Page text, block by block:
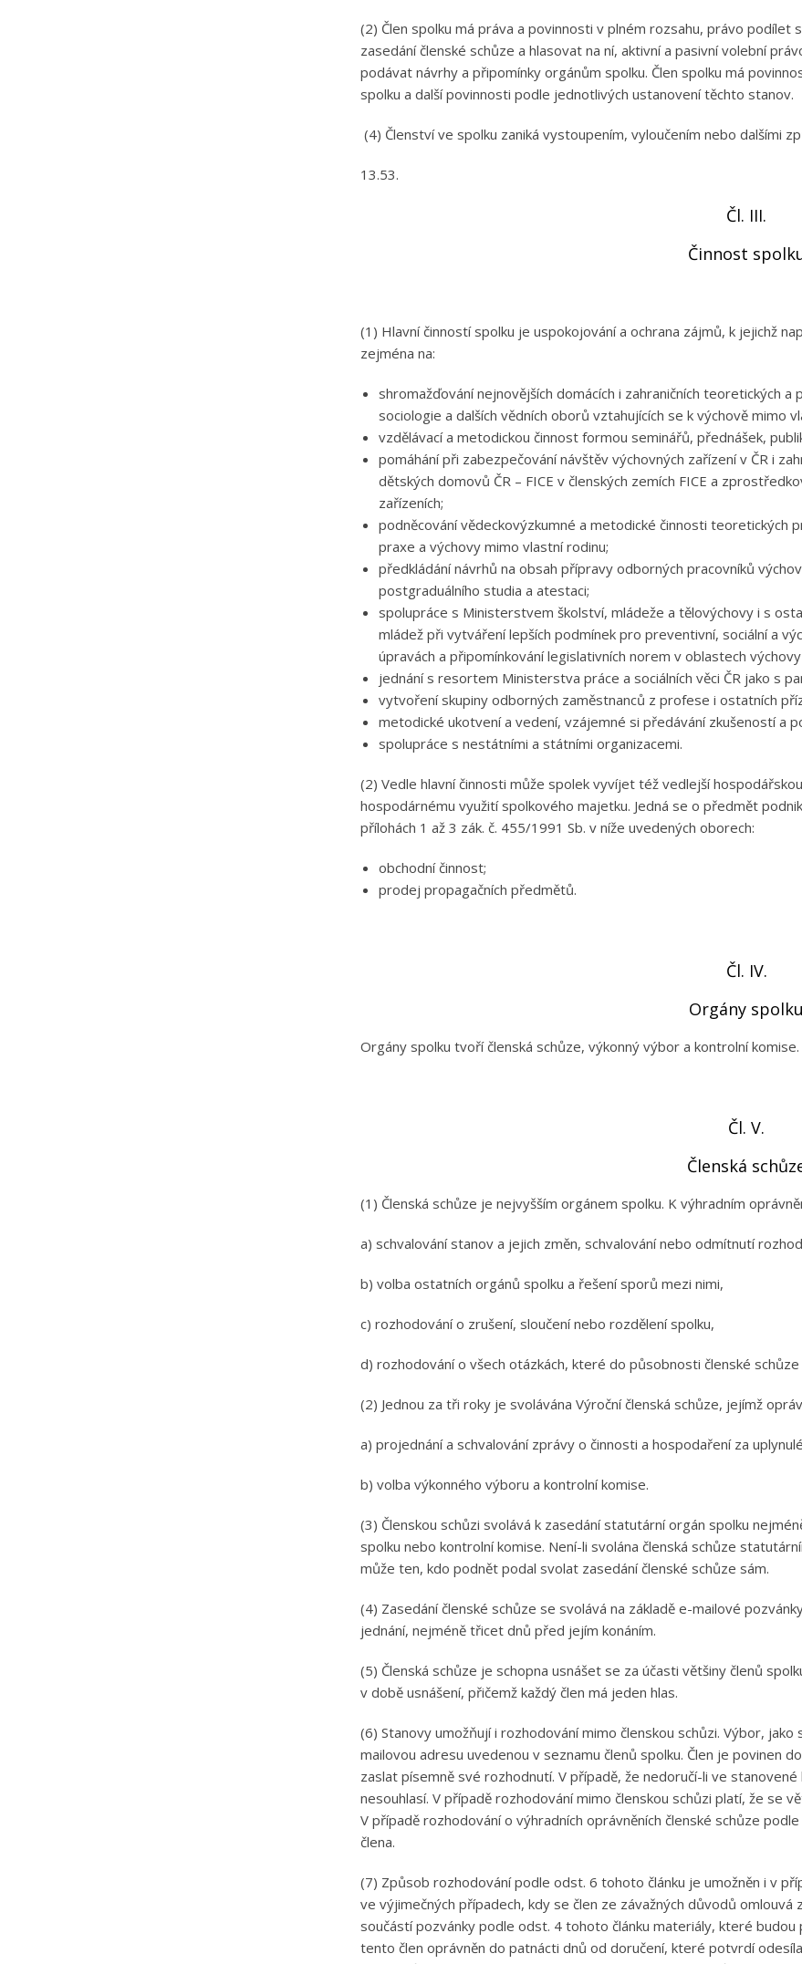
(2) Člen spolku má práva a povinnosti v plném rozsahu, právo podílet
zasedání členské schůze a hlasovat na ní, aktivní a pasivní volební
podávat návrhy a připomínky orgánům spolku. Člen spolku má
spolku a další povinnosti podle jednotlivých ustanovení těchto stanov.
(4) Členství ve spolku zaniká vystoupením, vyloučením nebo dalšími
13.53.
Čl. III.
Činnost
(1) Hlavní činností spolku je uspokojování a ochrana zájmů, k jejichž
zejména na:
shromažďování nejnovějších domácích i zahraničních teoretických
sociologie a dalších vědních oborů vztahujících se k výchově mimo
vzdělávací a metodickou činnost formou seminářů, přednášek,
pomáhání při zabezpečování návštěv výchovných zařízení v ČR i
dětských domovů ČR – FICE v členských zemích FICE a
zařízeních;
podněcování vědeckovýzkumné a metodické činnosti teoretických
praxe a výchovy mimo vlastní rodinu;
předkládání návrhů na obsah přípravy odborných pracovníků
postgraduálního studia a atestaci;
spolupráce s Ministerstvem školství, mládeže a tělovýchovy i s
mládež při vytváření lepších podmínek pro preventivní, sociální a
úpravách a připomínkování legislativních norem v oblastech
jednání s resortem Ministerstva práce a sociálních věci ČR jako s
vytvoření skupiny odborných zaměstnanců z profese i ostatních
metodické ukotvení a vedení, vzájemné si předávání zkušeností a
spolupráce s nestátními a státními organizacemi.
(2) Vedle hlavní činnosti může spolek vyvíjet též vedlejší
hospodárnému využití spolkového majetku. Jedná se o předmět
přílohách 1 až 3 zák. č. 455/1991 Sb. v níže uvedených oborech:
obchodní činnost;
prodej propagačních předmětů.
Čl. IV.
Orgány spolku
Orgány spolku tvoří členská schůze, výkonný výbor a kontrolní komise.
Čl. V.
Členská
(1) Členská schůze je nejvyšším orgánem spolku. K výhradním
a) schvalování stanov a jejich změn, schvalování nebo odmítnutí
b) volba ostatních orgánů spolku a řešení sporů mezi nimi,
c) rozhodování o zrušení, sloučení nebo rozdělení spolku,
d) rozhodování o všech otázkách, které do působnosti členské
(2) Jednou za tři roky je svolávána Výroční členská schůze, jejímž
a) projednání a schvalování zprávy o činnosti a hospodaření za
b) volba výkonného výboru a kontrolní komise.
(3) Členskou schůzi svolává k zasedání statutární orgán spolku
spolku nebo kontrolní komise. Není-li svolána členská schůze
může ten, kdo podnět podal svolat zasedání členské schůze sám.
(4) Zasedání členské schůze se svolává na základě e-mailové
jednání, nejméně třicet dnů před jejím konáním.
(5) Členská schůze je schopna usnášet se za účasti většiny členů
v době usnášení, přičemž každý člen má jeden hlas.
(6) Stanovy umožňují i rozhodování mimo členskou schůzi. Výbor,
mailovou adresu uvedenou v seznamu členů spolku. Člen je povinen
zaslat písemně své rozhodnutí. V případě, že nedoručí-li ve
nesouhlasí. V případě rozhodování mimo členskou schůzi platí, že se
V případě rozhodování o výhradních oprávněních členské schůze
člena.
(7) Způsob rozhodování podle odst. 6 tohoto článku je umožněn i v
ve výjimečných případech, kdy se člen ze závažných důvodů omlouvá
součástí pozvánky podle odst. 4 tohoto článku materiály, které budou
tento člen oprávněn do patnácti dnů od doručení, které potvrdí